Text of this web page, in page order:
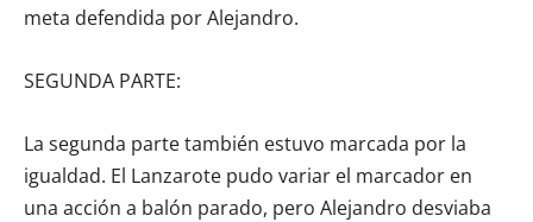
meta defendida por Alejandro.
SEGUNDA PARTE:
La segunda parte también estuvo marcada por la
igualdad. El Lanzarote pudo variar el marcador en
una acción a balón parado, pero Alejandro desviaba